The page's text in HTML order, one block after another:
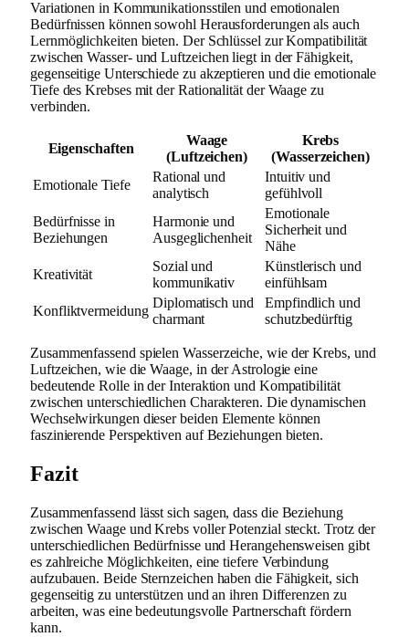
Variationen in Kommunikationsstilen und emotionalen
Bedürfnissen können sowohl Herausforderungen als auch
Lernmöglichkeiten bieten. Der Schlüssel zur Kompatibilität
zwischen Wasser- und Luftzeichen liegt in der Fähigkeit,
gegenseitige Unterschiede zu akzeptieren und die emotionale
Tiefe des Krebses mit der Rationalität der Waage zu
verbinden.
Eigenschaften
Waage
(Luftzeichen)
Krebs
(Wasserzeichen)
Emotionale Tiefe
Rational und
analytisch
Intuitiv und
gefühlvoll
Bedürfnisse in
Beziehungen
Harmonie und
Ausgeglichenheit
Emotionale
Sicherheit und
Nähe
Kreativität
Sozial und
kommunikativ
Künstlerisch und
einfühlsam
Konfliktvermeidung
Diplomatisch und
charmant
Empfindlich und
schutzbedürftig
Zusammenfassend spielen Wasserzeiche, wie der Krebs, und
Luftzeichen, wie die Waage, in der Astrologie eine
bedeutende Rolle in der Interaktion und Kompatibilität
zwischen unterschiedlichen Charakteren. Die dynamischen
Wechselwirkungen dieser beiden Elemente können
faszinierende Perspektiven auf Beziehungen bieten.
Fazit
Zusammenfassend lässt sich sagen, dass die Beziehung
zwischen Waage und Krebs voller Potenzial steckt. Trotz der
unterschiedlichen Bedürfnisse und Herangehensweisen gibt
es zahlreiche Möglichkeiten, eine tiefere Verbindung
aufzubauen. Beide Sternzeichen haben die Fähigkeit, sich
gegenseitig zu unterstützen und an ihren Differenzen zu
arbeiten, was eine bedeutungsvolle Partnerschaft fördern
kann.